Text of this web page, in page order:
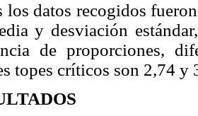
los datos recogidos
y desviación
de proporciones,
topes críticos son 2,74 y